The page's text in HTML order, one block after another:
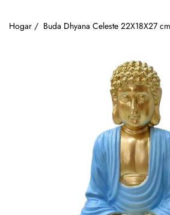
Hogar / Buda Dhyana Celeste 22X18X27 cm